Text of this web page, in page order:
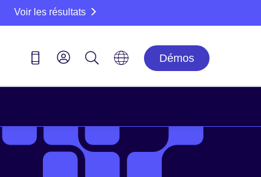
Voir les résultats
Démos